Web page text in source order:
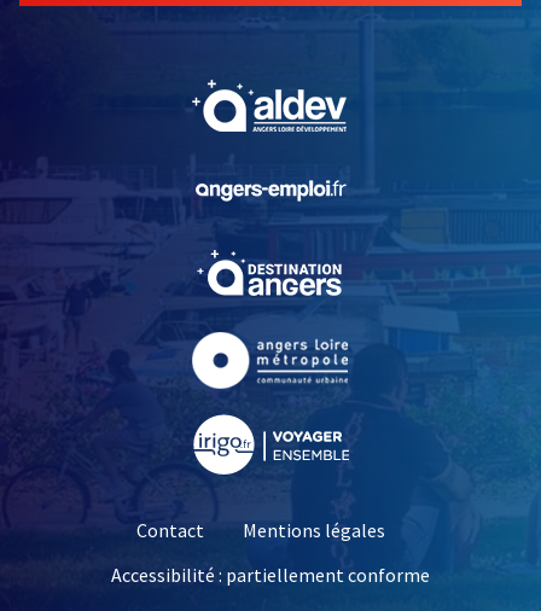
, Ouvre une nouvelle
, Ouvre une nouvelle
Contact
Mentions légales
Accessibilité : partiellement conforme